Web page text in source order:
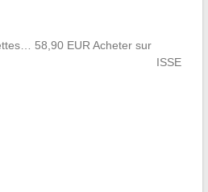
58,90 EUR Acheter sur
ISSE